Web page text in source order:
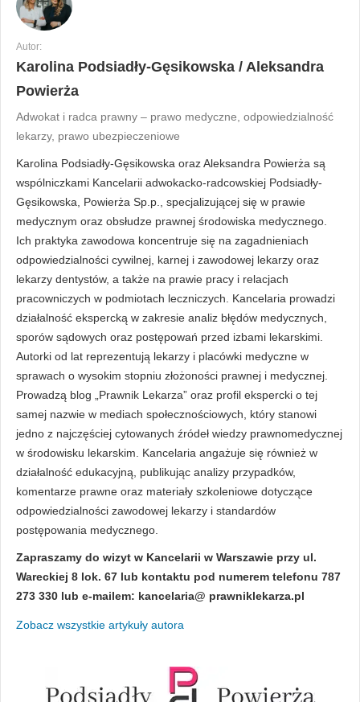
Autor:
Karolina Podsiadły-Gęsikowska / Aleksandra
Powierża
Adwokat i radca prawny – prawo medyczne, odpowiedzialność
lekarzy, prawo ubezpieczeniowe
Karolina Podsiadły-Gęsikowska oraz Aleksandra Powierża są
wspólniczkami Kancelarii adwokacko-radcowskiej Podsiadły-
Gęsikowska, Powierża Sp.p., specjalizującej się w prawie
medycznym oraz obsłudze prawnej środowiska medycznego.
Ich praktyka zawodowa koncentruje się na zagadnieniach
odpowiedzialności cywilnej, karnej i zawodowej lekarzy oraz
lekarzy dentystów, a także na prawie pracy i relacjach
pracowniczych w podmiotach leczniczych. Kancelaria prowadzi
działalność ekspercką w zakresie analiz błędów medycznych,
sporów sądowych oraz postępowań przed izbami lekarskimi.
Autorki od lat reprezentują lekarzy i placówki medyczne w
sprawach o wysokim stopniu złożoności prawnej i medycznej.
Prowadzą blog „Prawnik Lekarza” oraz profil ekspercki o tej
samej nazwie w mediach społecznościowych, który stanowi
jedno z najczęściej cytowanych źródeł wiedzy prawnomedycznej
w środowisku lekarskim. Kancelaria angażuje się również w
działalność edukacyjną, publikując analizy przypadków,
komentarze prawne oraz materiały szkoleniowe dotyczące
odpowiedzialności zawodowej lekarzy i standardów
postępowania medycznego.
Zapraszamy do wizyt w Kancelarii w Warszawie przy ul.
Wareckiej 8 lok. 67 lub kontaktu pod numerem telefonu 787
273 330 lub e-mailem: kancelaria@ prawniklekarza.pl
Zobacz wszystkie artykuły autora